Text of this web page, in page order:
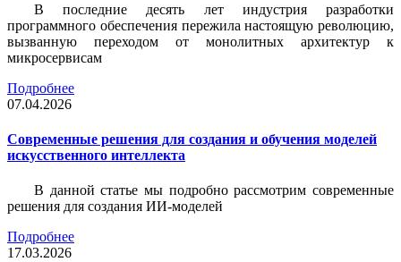
В последние десять лет индустрия разработки
программного обеспечения пережила настоящую революцию,
вызванную переходом от монолитных архитектур к
микросервисам
Подробнее
07.04.2026
Современные решения для создания и обучения моделей
искусственного интеллекта
В данной статье мы подробно рассмотрим современные
решения для создания ИИ-моделей
Подробнее
17.03.2026